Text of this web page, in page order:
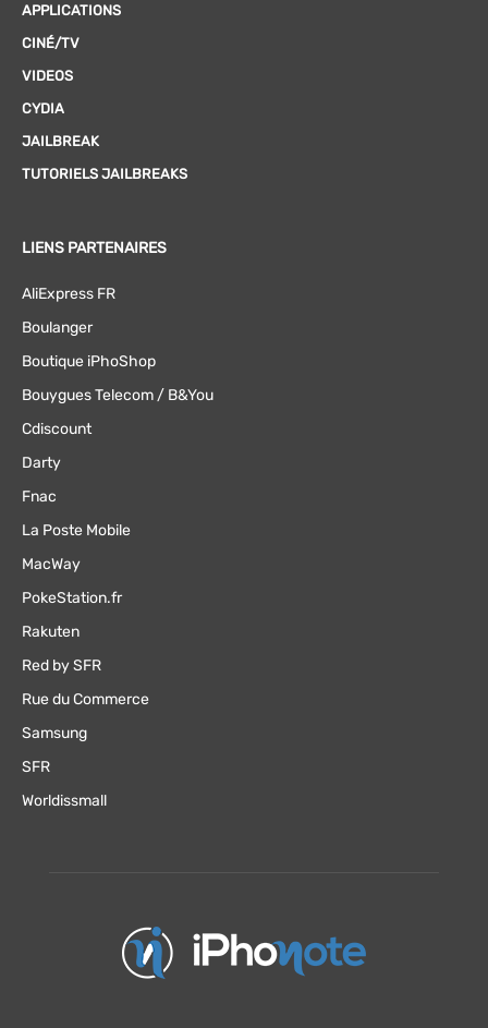
APPLICATIONS
CINÉ/TV
VIDEOS
CYDIA
JAILBREAK
TUTORIELS JAILBREAKS
LIENS PARTENAIRES
AliExpress FR
Boulanger
Boutique iPhoShop
Bouygues Telecom / B&You
Cdiscount
Darty
Fnac
La Poste Mobile
MacWay
PokeStation.fr
Rakuten
Red by SFR
Rue du Commerce
Samsung
SFR
Worldissmall